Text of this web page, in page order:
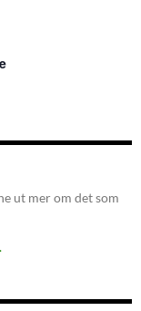
ut mer om det som